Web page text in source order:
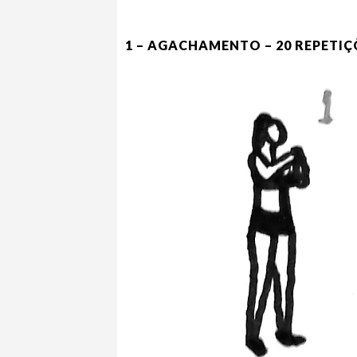
1 – AGACHAMENTO – 20